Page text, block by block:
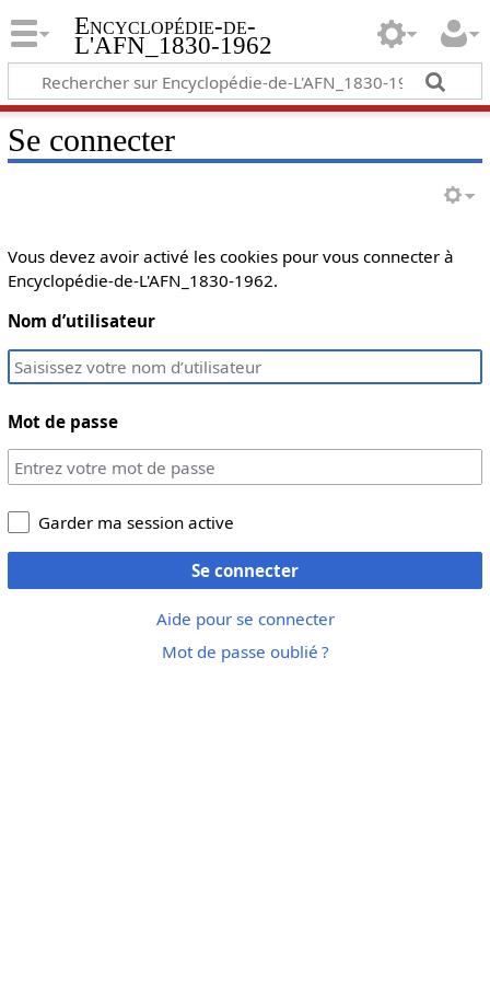
Encyclopédie-de-
L'AFN_1830-1962
Se connecter
Vous devez avoir activé les cookies pour vous connecter à
Encyclopédie-de-L'AFN_1830-1962.
Nom d’utilisateur
Mot de passe
Garder ma session active
Se connecter
Aide pour se connecter
Mot de passe oublié ?